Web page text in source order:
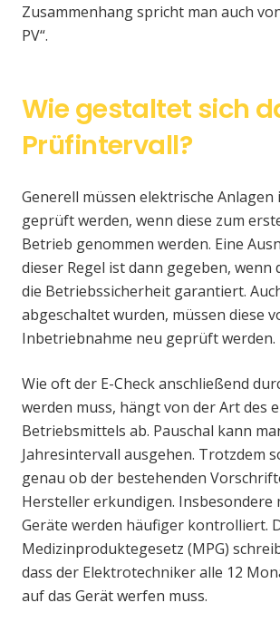
Zusammenhang spricht man auch
PV“.
Wie gestaltet sich
Prüfintervall?
Generell müssen elektrische Anlagen
geprüft werden, wenn diese zum
Betrieb genommen werden. Eine
dieser Regel ist dann gegeben, wenn
die Betriebssicherheit garantiert.
abgeschaltet wurden, müssen diese
Inbetriebnahme neu geprüft werden.
Wie oft der E-Check anschließend
werden muss, hängt von der Art des
Betriebsmittels ab. Pauschal kann
Jahresintervall ausgehen. Trotzdem
genau ob der bestehenden
Hersteller erkundigen. Insbesondere
Geräte werden häufiger kontrolliert.
Medizinproduktegesetz (MPG)
dass der Elektrotechniker alle 12
auf das Gerät werfen muss.